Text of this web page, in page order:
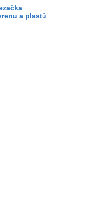
a plastů